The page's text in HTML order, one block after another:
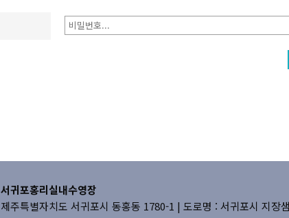
서귀포홍리실내수영장
제주특별자치도 서귀포시 동홍동 1780-1 | 도로명 : 서귀포시 지장